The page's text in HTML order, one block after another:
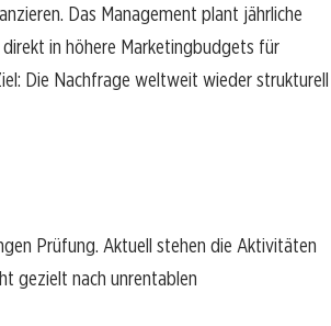
Das Management plant jährliche
in höhere Marketingbudgets für
Die Nachfrage weltweit wieder strukturell
Prüfung. Aktuell stehen die Aktivitäten
gezielt nach unrentablen